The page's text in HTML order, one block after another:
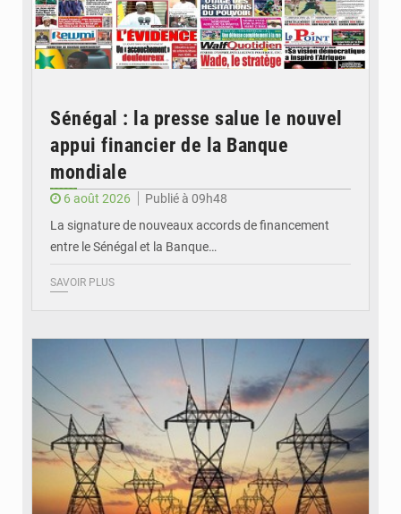
Sénégal : la presse salue le nouvel
appui financier de la Banque
mondiale
6 août 2026
Publié à 09h48
La signature de nouveaux accords de financement
entre le Sénégal et la Banque…
SAVOIR PLUS